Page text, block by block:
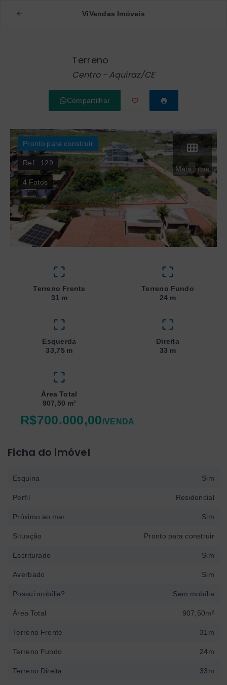
ViVendas Imóveis
Terreno
Centro - Aquiraz/CE
Compartilhar
Mais fotos
Pronto para construir
Ref.: 129
4 Fotos
Terreno Frente
31 m
Terreno Fundo
24 m
Esquerda
33,75 m
Direita
33 m
Área Total
907,50 m²
R$700.000,00/VENDA
Ficha do imóvel
Esquina Sim
Perfil Residencial
Próximo ao mar Sim
Situação Pronto para construir
Escriturado Sim
Averbado Sim
Possui mobília? Sem mobília
Área Total 907,50m²
Terreno Frente 31m
Terreno Fundo 24m
Terreno Direita 33m